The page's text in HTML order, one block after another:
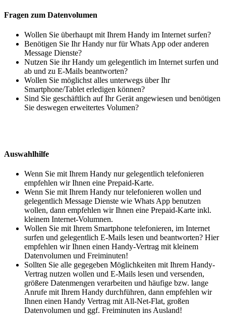
Fragen zum Datenvolumen
Wollen Sie überhaupt mit Ihrem Handy im Internet surfen?
Benötigen Sie Ihr Handy nur für Whats App oder anderen
Message Dienste?
Nutzen Sie ihr Handy um gelegentlich im Internet surfen und
ab und zu E-Mails beantworten?
Wollen Sie möglichst alles unterwegs über Ihr
Smartphone/Tablet erledigen können?
Sind Sie geschäftlich auf Ihr Gerät angewiesen und benötigen
Sie deswegen erweitertes Volumen?
Auswahlhilfe
Wenn Sie mit Ihrem Handy nur gelegentlich telefonieren
empfehlen wir Ihnen eine Prepaid-Karte.
Wenn Sie mit Ihrem Handy nur telefonieren wollen und
gelegentlich Message Dienste wie Whats App benutzen
wollen, dann empfehlen wir Ihnen eine Prepaid-Karte inkl.
kleinem Internet-Volumnen.
Wollen Sie mit Ihrem Smartphone telefonieren, im Internet
surfen und gelegentlich E-Mails lesen und beantworten? Hier
empfehlen wir Ihnen einen Handy-Vertrag mit kleinem
Datenvolumen und Freiminuten!
Sollten Sie alle gegegeben Möglichkeiten mit Ihrem Handy-
Vertrag nutzen wollen und E-Mails lesen und versenden,
größere Datenmengen verarbeiten und häufige bzw. lange
Anrufe mit Ihrem Handy durchführen, dann empfehlen wir
Ihnen einen Handy Vertrag mit All-Net-Flat, großen
Datenvolumen und ggf. Freiminuten ins Ausland!